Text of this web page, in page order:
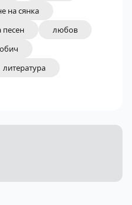
на сянка
песен
любов
литература